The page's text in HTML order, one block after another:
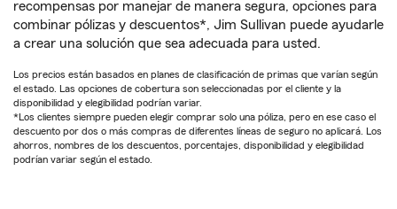
recompensas por manejar de manera segura, opciones para
combinar pólizas y descuentos*, Jim Sullivan puede ayudarle
a crear una solución que sea adecuada para usted.
Los precios están basados en planes de clasificación de primas que varían según
el estado. Las opciones de cobertura son seleccionadas por el cliente y la
disponibilidad y elegibilidad podrían variar.
*Los clientes siempre pueden elegir comprar solo una póliza, pero en ese caso el
descuento por dos o más compras de diferentes líneas de seguro no aplicará. Los
ahorros, nombres de los descuentos, porcentajes, disponibilidad y elegibilidad
podrían variar según el estado.